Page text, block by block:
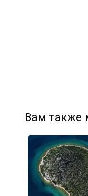
Вам также